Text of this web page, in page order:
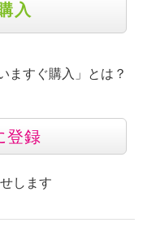
入
いますぐ購入」とは？
登録
します